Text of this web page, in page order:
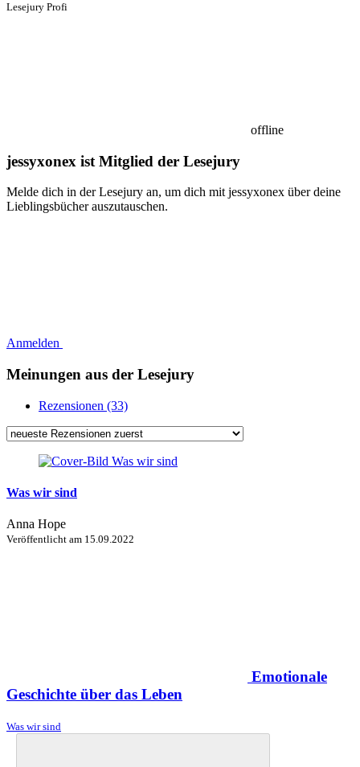
Lesejury Profi
offline
jessyxonex ist Mitglied der Lesejury
Melde dich in der Lesejury an, um dich mit jessyxonex über deine
Lieblingsbücher auszutauschen.
Anmelden
Meinungen aus der Lesejury
Rezensionen (33)
Was wir sind
Anna Hope
Veröffentlicht am 15.09.2022
Emotionale
Geschichte über das Leben
Was wir sind